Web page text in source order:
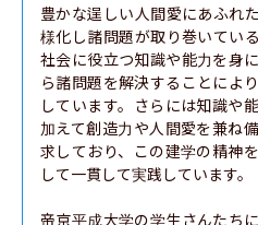
豊かな逞しい人間愛にあふれ
様化し諸問題が取り巻いてい
社会に役立つ知識や能力を身
ら諸問題を解決することによ
しています。さらには知識や
加えて創造力や人間愛を兼ね
求しており、この建学の精神
して一貫して実践しています。
帝京平成大学の学生さんたち